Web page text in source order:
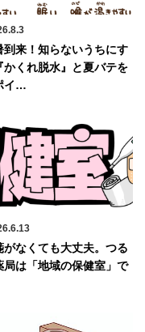
到来！知らないうちにす
かくれ脱水』と夏バテを
イ…
がなくても大丈夫。つる
局は「地域の保健室」で